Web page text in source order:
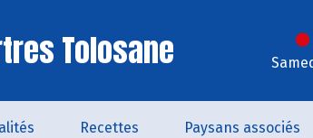
Tolosane
Recettes Paysans associés